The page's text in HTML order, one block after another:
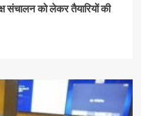
संचालन को लेकर तैयारियों की